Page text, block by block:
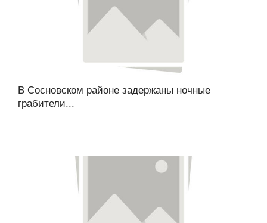
В Сосновском районе задержаны ночные
грабители...